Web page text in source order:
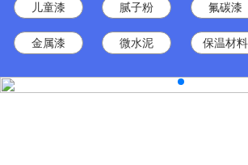
儿童漆 腻子粉 氟碳漆
金属漆 微水泥 保温材料